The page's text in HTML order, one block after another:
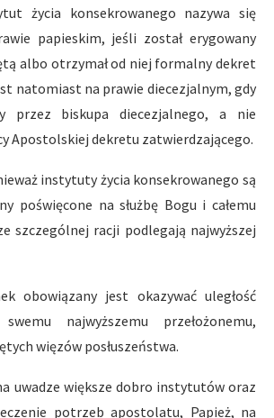
życia konsekrowanego nazywa się
papieskim, jeśli został erygowany
albo otrzymał od niej formalny dekret
natomiast na prawie diecezjalnym, gdy
przez biskupa diecezjalnego, a nie
Apostolskiej dekretu zatwierdzającego.
instytuty życia konsekrowanego są
poświęcone na służbę Bogu i całemu
szczególnej racji podlegają najwyższej
obowiązany jest okazywać uległość
najwyższemu przełożonemu,
więzów posłuszeństwa.
uwadze większe dobro instytutów oraz
potrzeb apostolatu, Papież, na